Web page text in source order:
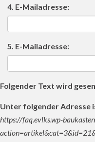
4. E-Mailadresse:
5. E-Mailadresse:
Folgender Text wird
Unter folgender Adresse
https://faq.evlks.wp-